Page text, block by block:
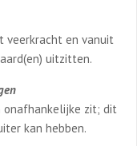
veerkracht en vanuit
uitzitten.
onafhankelijke zit; dit
kan hebben.